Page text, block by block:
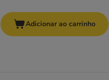
Adicionar ao carrinho